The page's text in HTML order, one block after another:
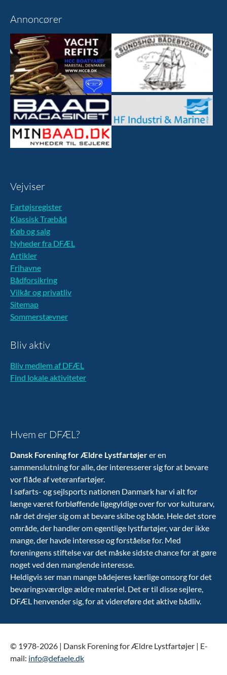
Annoncører
Vejviser
Fartøjsregister
Klassisk Træbåd
Køb og salg
Nyheder fra DFÆL
Artikler
Frihavne
Bådforsikring
Vilkår og privatliv
Sitemap
Sommerstævner
Bliv aktiv
Bliv medlem af DFÆL
Find lokale aktiviteter
Hvem er DFÆL?
Dansk Forening for Ældre Lystfartøjerer en
sammenslutning for alle, der interesserer sig for at bevare
vor flåde af veteranfartøjer.
I søfarts- og sejlsports nationen Danmark har vi alt for
længe været forbløffende ligegyldige over for vor kulturarv,
når det drejer sig om at bevare skibe og både. Hele det store
område, der handler om egentlige lystfartøjer, var der ikke
mange, der havde interesse og forståelse for. Med
foreningens stiftelse var det måske sidste chance for at gøre
noget ved den manglende interesse.
Heldigvis ser man mange bådejeres kærlige omsorg for det
bevaringsværdige ældre materiel. Det er til disse sejlere,
DFÆL henvender sig, for at videreføre det aktive bådliv.
© 1978-2026 | Dansk Forening for Ældre Lystfartøjer | E-
mail: info@defaele.dk